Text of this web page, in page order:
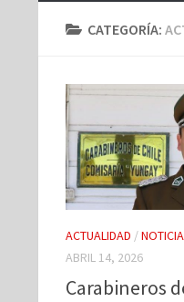
CATEGORÍA:
ACTUALIDAD /
ABRIL 14, 2026
Carabineros